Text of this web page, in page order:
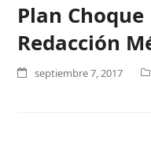
Plan
Redacción
septiembre 7, 2017